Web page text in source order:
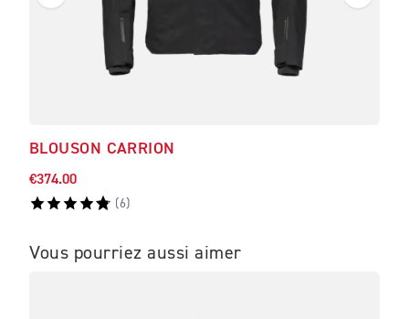
BLOUSON CARRION
€374.00
(6)
Vous pourriez aussi aimer